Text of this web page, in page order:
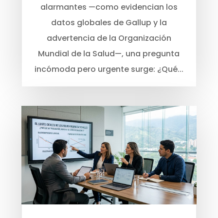
alarmantes —como evidencian los
datos globales de Gallup y la
advertencia de la Organización
Mundial de la Salud—, una pregunta
incómoda pero urgente surge: ¿Qué...